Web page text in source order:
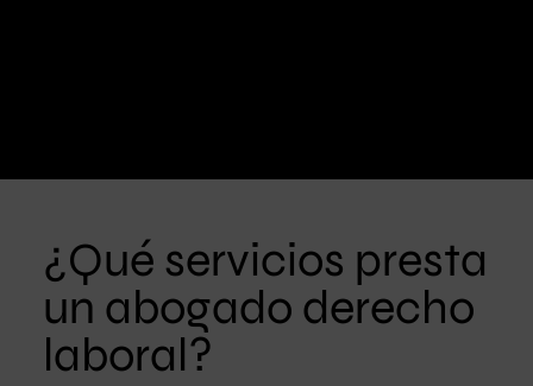
¿Qué servicios presta
un abogado derecho
laboral?